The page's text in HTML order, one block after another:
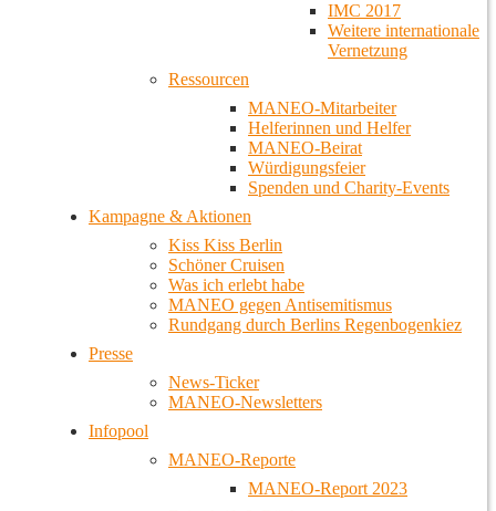
IMC 2017
Weitere internationale
Vernetzung
Ressourcen
MANEO-Mitarbeiter
Helferinnen und Helfer
MANEO-Beirat
Würdigungsfeier
Spenden und Charity-Events
Kampagne & Aktionen
Kiss Kiss Berlin
Schöner Cruisen
Was ich erlebt habe
MANEO gegen Antisemitismus
Rundgang durch Berlins Regenbogenkiez
Presse
News-Ticker
MANEO-Newsletters
Infopool
MANEO-Reporte
MANEO-Report 2023